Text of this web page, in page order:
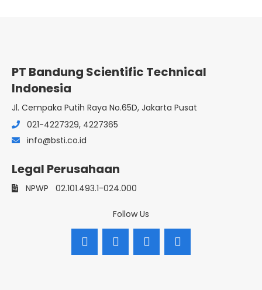
PT Bandung Scientific Technical
Indonesia
Jl. Cempaka Putih Raya No.65D, Jakarta Pusat
021-4227329, 4227365
info@bsti.co.id
Legal Perusahaan
NPWP 02.101.493.1-024.000
Follow Us